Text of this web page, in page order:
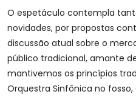
O espetáculo contempla
novidades, por propostas
discussão atual sobre o
público tradicional, amante
mantivemos os princípios
Orquestra Sinfônica no fosso,